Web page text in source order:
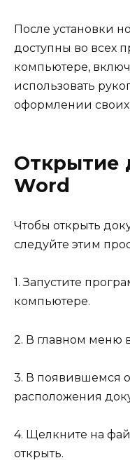
После установки
доступны во всех
компьютере,
использовать
оформлении своих
Открытие
Word
Чтобы открыть
следуйте этим
1. Запустите
компьютере.
2. В главном меню
3. В появившемся
расположения
4. Щелкните на
открыть.